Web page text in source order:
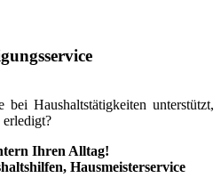
bei Haushaltstätigkeiten unterstützt,
erledigt?
Ihren Alltag!
Hausmeisterservice